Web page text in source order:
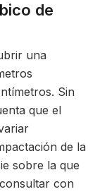
de
una
Sin
que el
de la
sobre la que
con